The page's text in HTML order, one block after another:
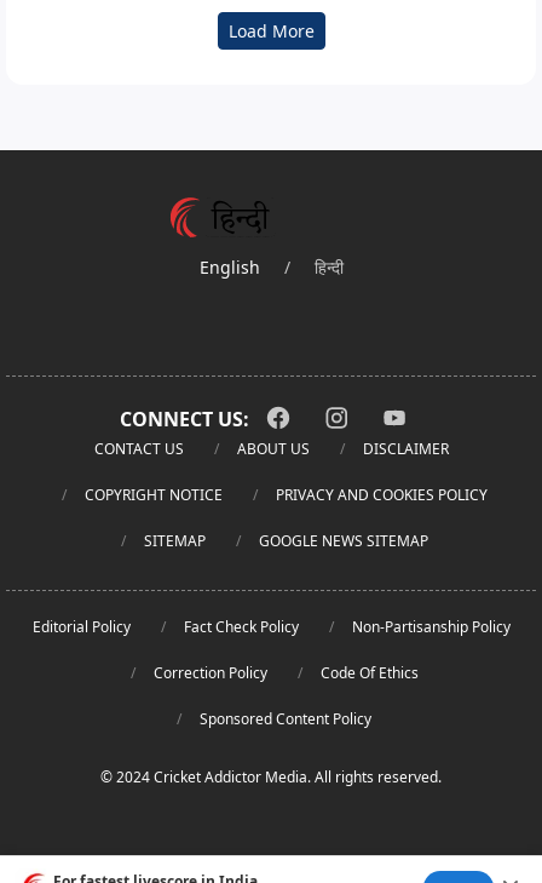
Load More
English / हिन्दी
CONNECT US:
CONTACT US ABOUT US DISCLAIMER
COPYRIGHT NOTICE PRIVACY AND COOKIES POLICY
SITEMAP GOOGLE NEWS SITEMAP
Editorial Policy Fact Check Policy Non-Partisanship Policy
Correction Policy Code Of Ethics
Sponsored Content Policy
© 2024 Cricket Addictor Media. All rights reserved.